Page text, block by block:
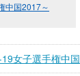
中国2017～
女子選手権中